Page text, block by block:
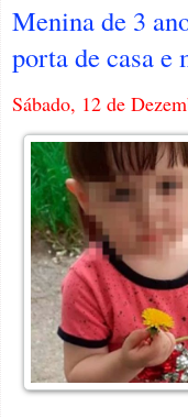
Menina de 3
porta de casa e
Sábado, 12 de